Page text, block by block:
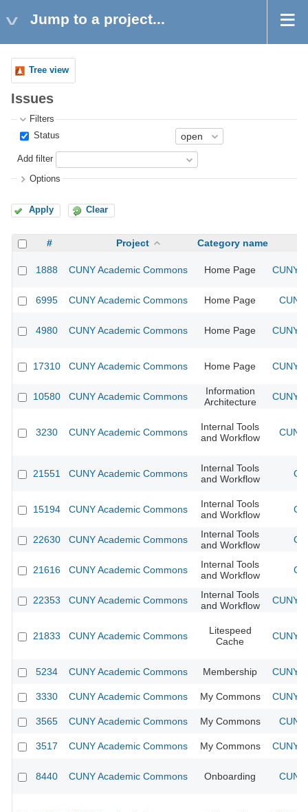
Jump to a project...
Tree view
Issues
Filters
Status
Add filter
Options
Apply Clear
# Project Category name
1888 CUNY Academic Commons Home Page CUNY
6995 CUNY Academic Commons Home Page
4980 CUNY Academic Commons Home Page CUNY
17310 CUNY Academic Commons Home Page CUNY
10580 CUNY Academic Commons
Information
Architecture
CUNY
3230 CUNY Academic Commons
Internal Tools
and Workflow
21551 CUNY Academic Commons
Internal Tools
and Workflow
15194 CUNY Academic Commons
Internal Tools
and Workflow
22630 CUNY Academic Commons
Internal Tools
and Workflow
21616 CUNY Academic Commons
Internal Tools
and Workflow
22353 CUNY Academic Commons
Internal Tools
and Workflow
CUNY
21833 CUNY Academic Commons
Litespeed
Cache
CUNY
5234 CUNY Academic Commons Membership CUNY
3330 CUNY Academic Commons My Commons CUNY
3565 CUNY Academic Commons My Commons
3517 CUNY Academic Commons My Commons CUNY
8440 CUNY Academic Commons Onboarding